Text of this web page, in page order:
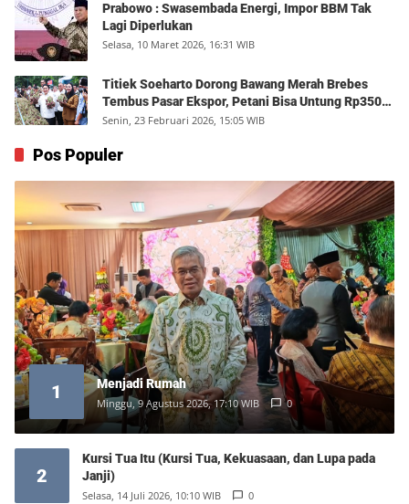
Prabowo : Swasembada Energi, Impor BBM Tak
Lagi Diperlukan
Selasa, 10 Maret 2026, 16:31 WIB
Titiek Soeharto Dorong Bawang Merah Brebes
Tembus Pasar Ekspor, Petani Bisa Untung Rp350
Juta per Hektare
Senin, 23 Februari 2026, 15:05 WIB
Pos Populer
1 Menjadi Rumah
Minggu, 9 Agustus 2026, 17:10 WIB 0
2
Kursi Tua Itu (Kursi Tua, Kekuasaan, dan Lupa pada
Janji)
Selasa, 14 Juli 2026, 10:10 WIB 0